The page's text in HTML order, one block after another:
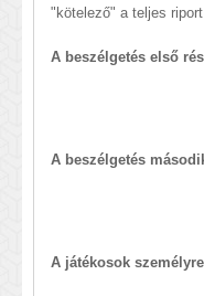
"kötelező" a teljes
A beszélgetés első
A beszélgetés
A játékosok